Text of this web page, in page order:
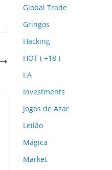
Global Trade
Gringos
Hacking
HOT ( +18 )
I.A
Investments
Jogos de Azar
Leilão
Mágica
Market